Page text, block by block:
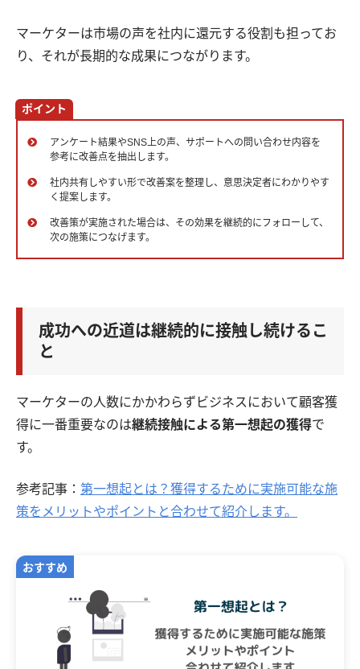
マーケターは市場の声を社内に還元する役割も担ってお
り、それが長期的な成果につながります。
ポイント
アンケート結果やSNS上の声、サポートへの問い合わせ内容を
参考に改善点を抽出します。
社内共有しやすい形で改善案を整理し、意思決定者にわかりやす
く提案します。
改善策が実施された場合は、その効果を継続的にフォローして、
次の施策につなげます。
成功への近道は継続的に接触し続けるこ
と
マーケターの人数にかかわらずビジネスにおいて顧客獲
得に一番重要なのは継続接触による第一想起の獲得で
す。
参考記事： 第一想起とは？獲得するために実施可能な施
策をメリットやポイントと合わせて紹介します。